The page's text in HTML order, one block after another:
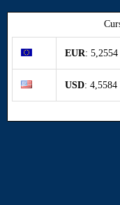
EUR:
USD: 4,5584